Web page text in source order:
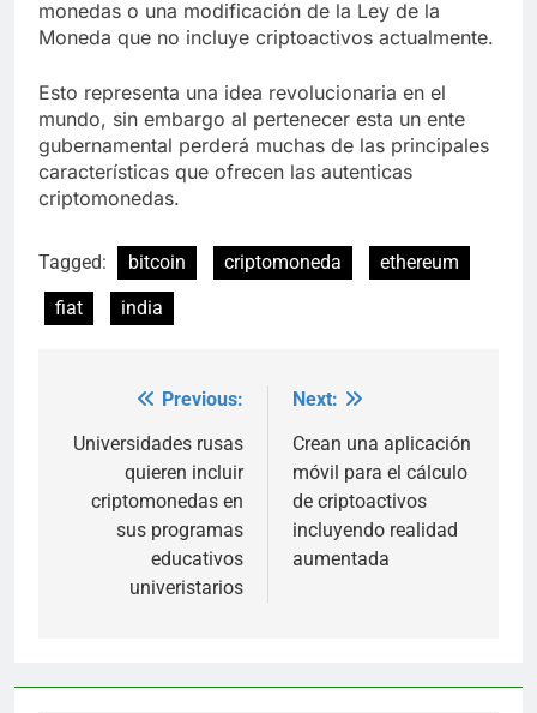
monedas o una modificación de la Ley de la
Moneda que no incluye criptoactivos actualmente.
Esto representa una idea revolucionaria en el
mundo, sin embargo al pertenecer esta un ente
gubernamental perderá muchas de las principales
características que ofrecen las autenticas
criptomonedas.
Tagged: bitcoin criptomoneda
ethereum
fiat
india
navigation
Previous:
Universidades rusas
quieren incluir
criptomonedas en
sus programas
educativos
univeristarios
Next:
Crean una aplicación
móvil para el cálculo
de criptoactivos
incluyendo realidad
aumentada